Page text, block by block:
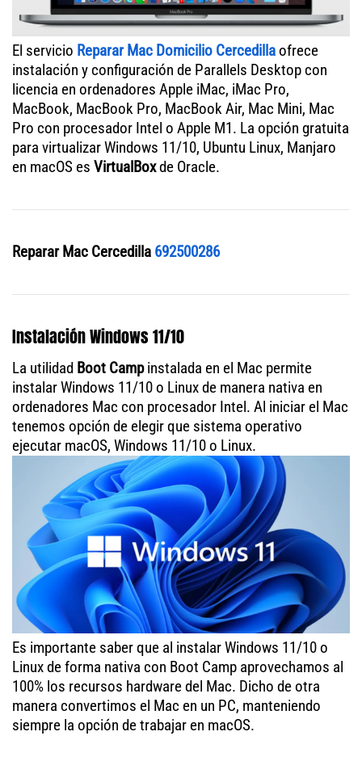
El servicio Reparar Mac Domicilio Cercedillaofrece
instalación y configuración de Parallels Desktop con
licencia en ordenadores Apple iMac, iMac Pro,
MacBook, MacBook Pro, MacBook Air, Mac Mini, Mac
Pro con procesador Intel o Apple M1. La opción gratuita
para virtualizar Windows 11/10, Ubuntu Linux, Manjaro
en macOS es VirtualBoxde Oracle.
Reparar Mac Cercedilla 692500286
Instalación Windows 11/10
La utilidad Boot Campinstalada en el Mac permite
instalar Windows 11/10 o Linux de manera nativa en
ordenadores Mac con procesador Intel. Al iniciar el Mac
tenemos opción de elegir que sistema operativo
ejecutar macOS, Windows 11/10 o Linux.
Es importante saber que al instalar Windows 11/10 o
Linux de forma nativa con Boot Camp aprovechamos al
100% los recursos hardware del Mac. Dicho de otra
manera convertimos el Mac en un PC, manteniendo
siempre la opción de trabajar en macOS.